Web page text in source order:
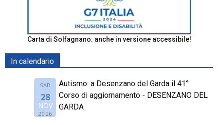
Carta di Solfagnano: anche in versione accessibile!
In calendario
SAB
28
NOV
2026
Autismo: a Desenzano del Garda il 41°
Corso di aggiornamento - DESENZANO DEL
GARDA